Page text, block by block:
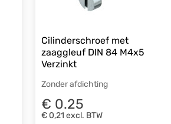
Cilinderschroef met
zaaggleuf DIN 84 M4x5
Verzinkt
Zonder afdichting
€ 0.25
€ 0,21 excl. BTW